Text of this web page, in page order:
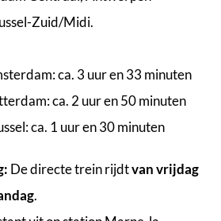
Zuid/Midi.
ca. 3 uur en 33 minuten
ca. 2 uur en 50 minuten
ca. 1 uur en 30 minuten
De directe trein rijdtvan vrijdag
.